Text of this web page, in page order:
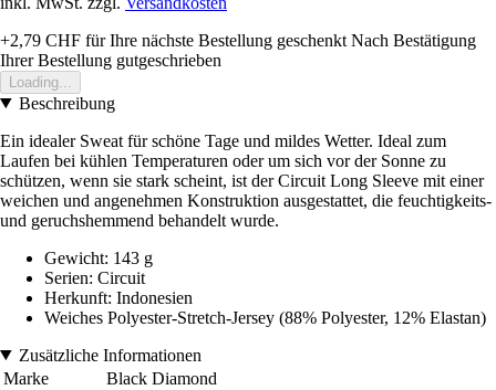
+2,79 CHF für Ihre nächste Bestellung geschenkt Nach Bestätigung
Ihrer Bestellung gutgeschrieben
Loading...
Beschreibung
Ein idealer Sweat für schöne Tage und mildes Wetter. Ideal zum
Laufen bei kühlen Temperaturen oder um sich vor der Sonne zu
schützen, wenn sie stark scheint, ist der Circuit Long Sleeve mit einer
weichen und angenehmen Konstruktion ausgestattet, die feuchtigkeits-
und geruchshemmend behandelt wurde.
Gewicht: 143 g
Serien: Circuit
Herkunft: Indonesien
Weiches Polyester-Stretch-Jersey (88% Polyester, 12% Elastan)
Zusätzliche Informationen
Marke
Black Diamond